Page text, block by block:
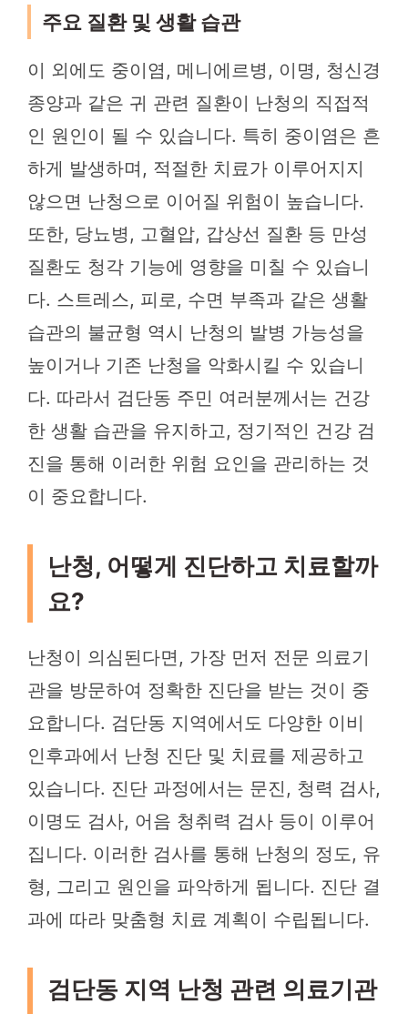
주요 질환 및 생활 습관
이 외에도 중이염, 메니에르병, 이명, 청신경
종양과 같은 귀 관련 질환이 난청의 직접적
인 원인이 될 수 있습니다. 특히 중이염은 흔
하게 발생하며, 적절한 치료가 이루어지지
않으면 난청으로 이어질 위험이 높습니다.
또한, 당뇨병, 고혈압, 갑상선 질환 등 만성
질환도 청각 기능에 영향을 미칠 수 있습니
다. 스트레스, 피로, 수면 부족과 같은 생활
습관의 불균형 역시 난청의 발병 가능성을
높이거나 기존 난청을 악화시킬 수 있습니
다. 따라서 검단동 주민 여러분께서는 건강
한 생활 습관을 유지하고, 정기적인 건강 검
진을 통해 이러한 위험 요인을 관리하는 것
이 중요합니다.
난청, 어떻게 진단하고 치료할까
요?
난청이 의심된다면, 가장 먼저 전문 의료기
관을 방문하여 정확한 진단을 받는 것이 중
요합니다. 검단동 지역에서도 다양한 이비
인후과에서 난청 진단 및 치료를 제공하고
있습니다. 진단 과정에서는 문진, 청력 검사,
이명도 검사, 어음 청취력 검사 등이 이루어
집니다. 이러한 검사를 통해 난청의 정도, 유
형, 그리고 원인을 파악하게 됩니다. 진단 결
과에 따라 맞춤형 치료 계획이 수립됩니다.
검단동 지역 난청 관련 의료기관